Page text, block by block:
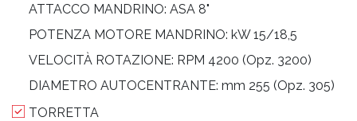
ATTACCO MANDRINO: ASA 8"
POTENZA MOTORE MANDRINO: kW 15/18,5
VELOCITÀ ROTAZIONE: RPM 4200 (Opz. 3200)
DIAMETRO AUTOCENTRANTE: mm 255 (Opz. 305)
TORRETTA